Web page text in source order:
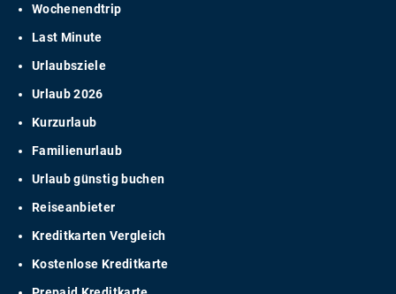
Wochenendtrip
Last Minute
Urlaubsziele
Urlaub 2026
Kurzurlaub
Familienurlaub
Urlaub günstig buchen
Reiseanbieter
Kreditkarten Vergleich
Kostenlose Kreditkarte